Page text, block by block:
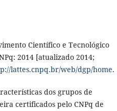
Científico e Tecnológico
2014 [atualizado 2014;
lattes.cnpq.br/web/dgp/home.
dos grupos de
certificados pelo CNPq de